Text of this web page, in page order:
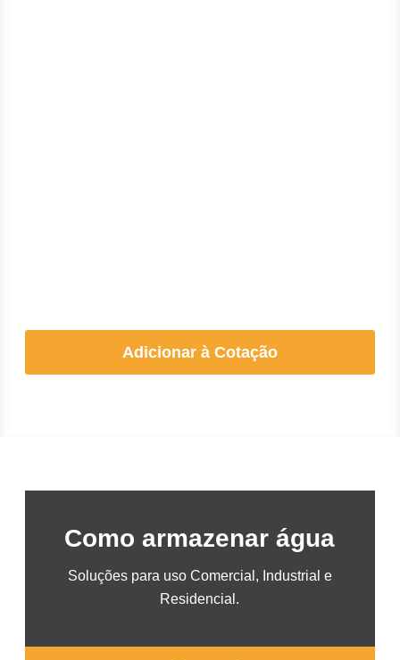
Adicionar à Cotação
Como armazenar água
Soluções para uso Comercial, Industrial e
Residencial.